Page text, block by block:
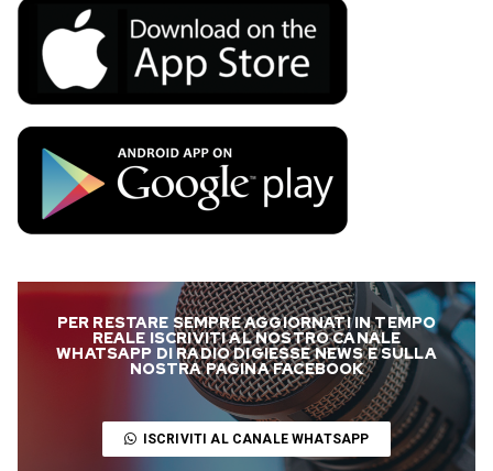
PER RESTARE SEMPRE AGGIORNATI IN TEMPO
REALE ISCRIVITI AL NOSTRO CANALE
WHATSAPP DI RADIO DIGIESSE NEWS E SULLA
NOSTRA PAGINA FACEBOOK
ISCRIVITI AL CANALE WHATSAPP